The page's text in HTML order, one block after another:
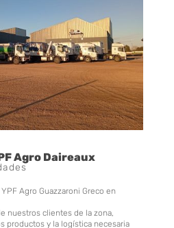
Agro Daireaux
Agro Guazzaroni Greco en
nuestros clientes de la zona,
productos y la logística necesaria